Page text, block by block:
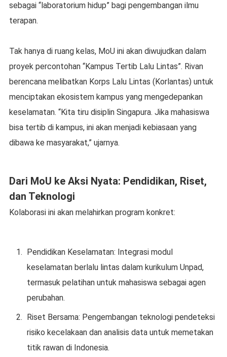
sebagai “laboratorium hidup” bagi pengembangan ilmu
terapan.
Tak hanya di ruang kelas, MoU ini akan diwujudkan dalam
proyek percontohan “Kampus Tertib Lalu Lintas”. Rivan
berencana melibatkan Korps Lalu Lintas (Korlantas) untuk
menciptakan ekosistem kampus yang mengedepankan
keselamatan. “Kita tiru disiplin Singapura. Jika mahasiswa
bisa tertib di kampus, ini akan menjadi kebiasaan yang
dibawa ke masyarakat,” ujarnya.
Dari MoU ke Aksi Nyata: Pendidikan, Riset,
dan Teknologi
Kolaborasi ini akan melahirkan program konkret:
Pendidikan Keselamatan: Integrasi modul
keselamatan berlalu lintas dalam kurikulum Unpad,
termasuk pelatihan untuk mahasiswa sebagai agen
perubahan.
Riset Bersama: Pengembangan teknologi pendeteksi
risiko kecelakaan dan analisis data untuk memetakan
titik rawan di Indonesia.